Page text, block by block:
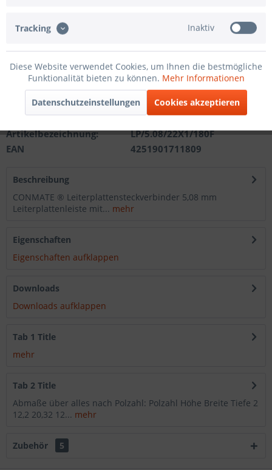
In den Warenkorb
Merken
Artikel-Nr.:
201210512122
Artikelbezeichnung:
LP/5.08/22X1/180F
EAN
4251901711809
Beschreibung
CONMATE ® Leiterplattensteckverbinder 5,08 mm
Leiterplattenleiste mit... mehr
Eigenschaften
Eigenschaften aufklappen
Downloads
Downloads aufklappen
Tab 1 Title
mehr
Tab 2 Title
Abmaße über alles nach Polzahl: Polzahl Höhe Breite Tiefe 2
12,2 20,32 12... mehr
Zubehör 5
Tracking Inaktiv
Diese Website verwendet Cookies, um Ihnen die bestmögliche
Funktionalität bieten zu können. Mehr Informationen
Datenschutzeinstellungen Cookies akzeptieren